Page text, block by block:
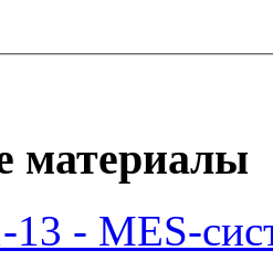
материалы
13 - MES-